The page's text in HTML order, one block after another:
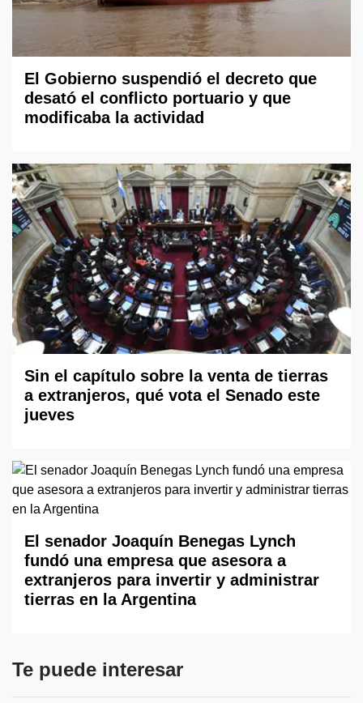
El Gobierno suspendió el decreto que
desató el conflicto portuario y que
modificaba la actividad
Sin el capítulo sobre la venta de tierras
a extranjeros, qué vota el Senado este
jueves
El senador Joaquín Benegas Lynch
fundó una empresa que asesora a
extranjeros para invertir y administrar
tierras en la Argentina
Te puede interesar